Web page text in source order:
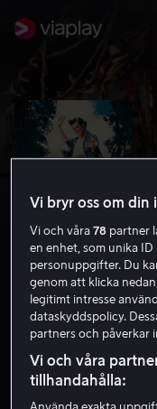
Ace
6.4 Komedi
HD
Vi bryr oss om din
Vi och våra78 partner
en enhet, som unika
personuppgifter. Du
genom att klicka
legitimt intresse
dataskyddspolicy.
partners och påverkar
Vi och våra
tillhandahålla: